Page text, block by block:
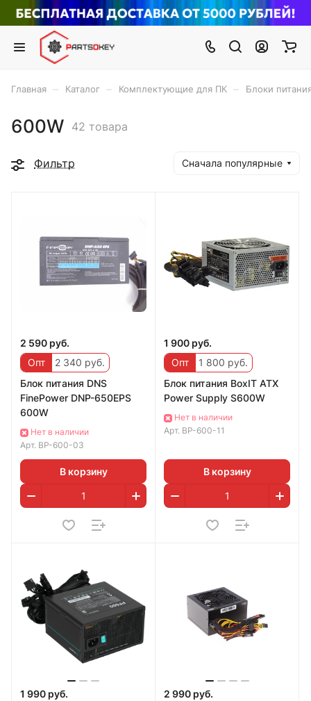
Главная Каталог Комплектующие для ПК Блоки
600W 42 товара
Фильтр Сначала популярные
2 590 руб.
Опт
2 340 руб.
Блок питания DNS
FinePower DNP-650EPS
600W
Нет в наличии
Арт. BP-600-03
В корзину
1 900 руб.
Опт
1 800 руб.
Блок питания BoxIT ATX
Power Supply S600W
Нет в наличии
Арт. BP-600-11
В корзину
1 990 руб.
2 990 руб.